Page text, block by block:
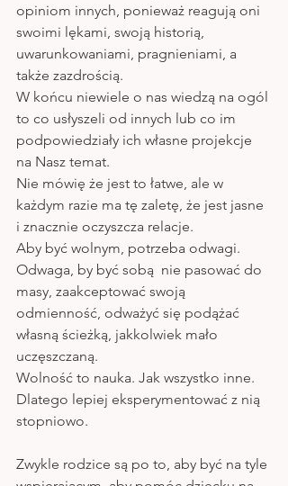
opiniom innych, ponieważ reagują oni
swoimi lękami, swoją historią,
uwarunkowaniami, pragnieniami, a
także zazdrością.
W końcu niewiele o nas wiedzą na ogól
to co usłyszeli od innych lub co im
podpowiedziały ich własne projekcje
na Nasz temat.
Nie mówię że jest to łatwe, ale w
każdym razie ma tę zaletę, że jest jasne
i znacznie oczyszcza relacje.
Aby być wolnym, potrzeba odwagi.
Odwaga, by być sobą  nie pasować do
masy, zaakceptować swoją
odmienność, odważyć się podążać
własną ścieżką, jakkolwiek mało
uczęszczaną.
Wolność to nauka. Jak wszystko inne.
Dlatego lepiej eksperymentować z nią
stopniowo.
Zwykle rodzice są po to, aby być na tyle